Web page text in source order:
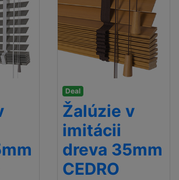
Deal
Žalúzie v
imitácii
dreva 35mm
CEDRO